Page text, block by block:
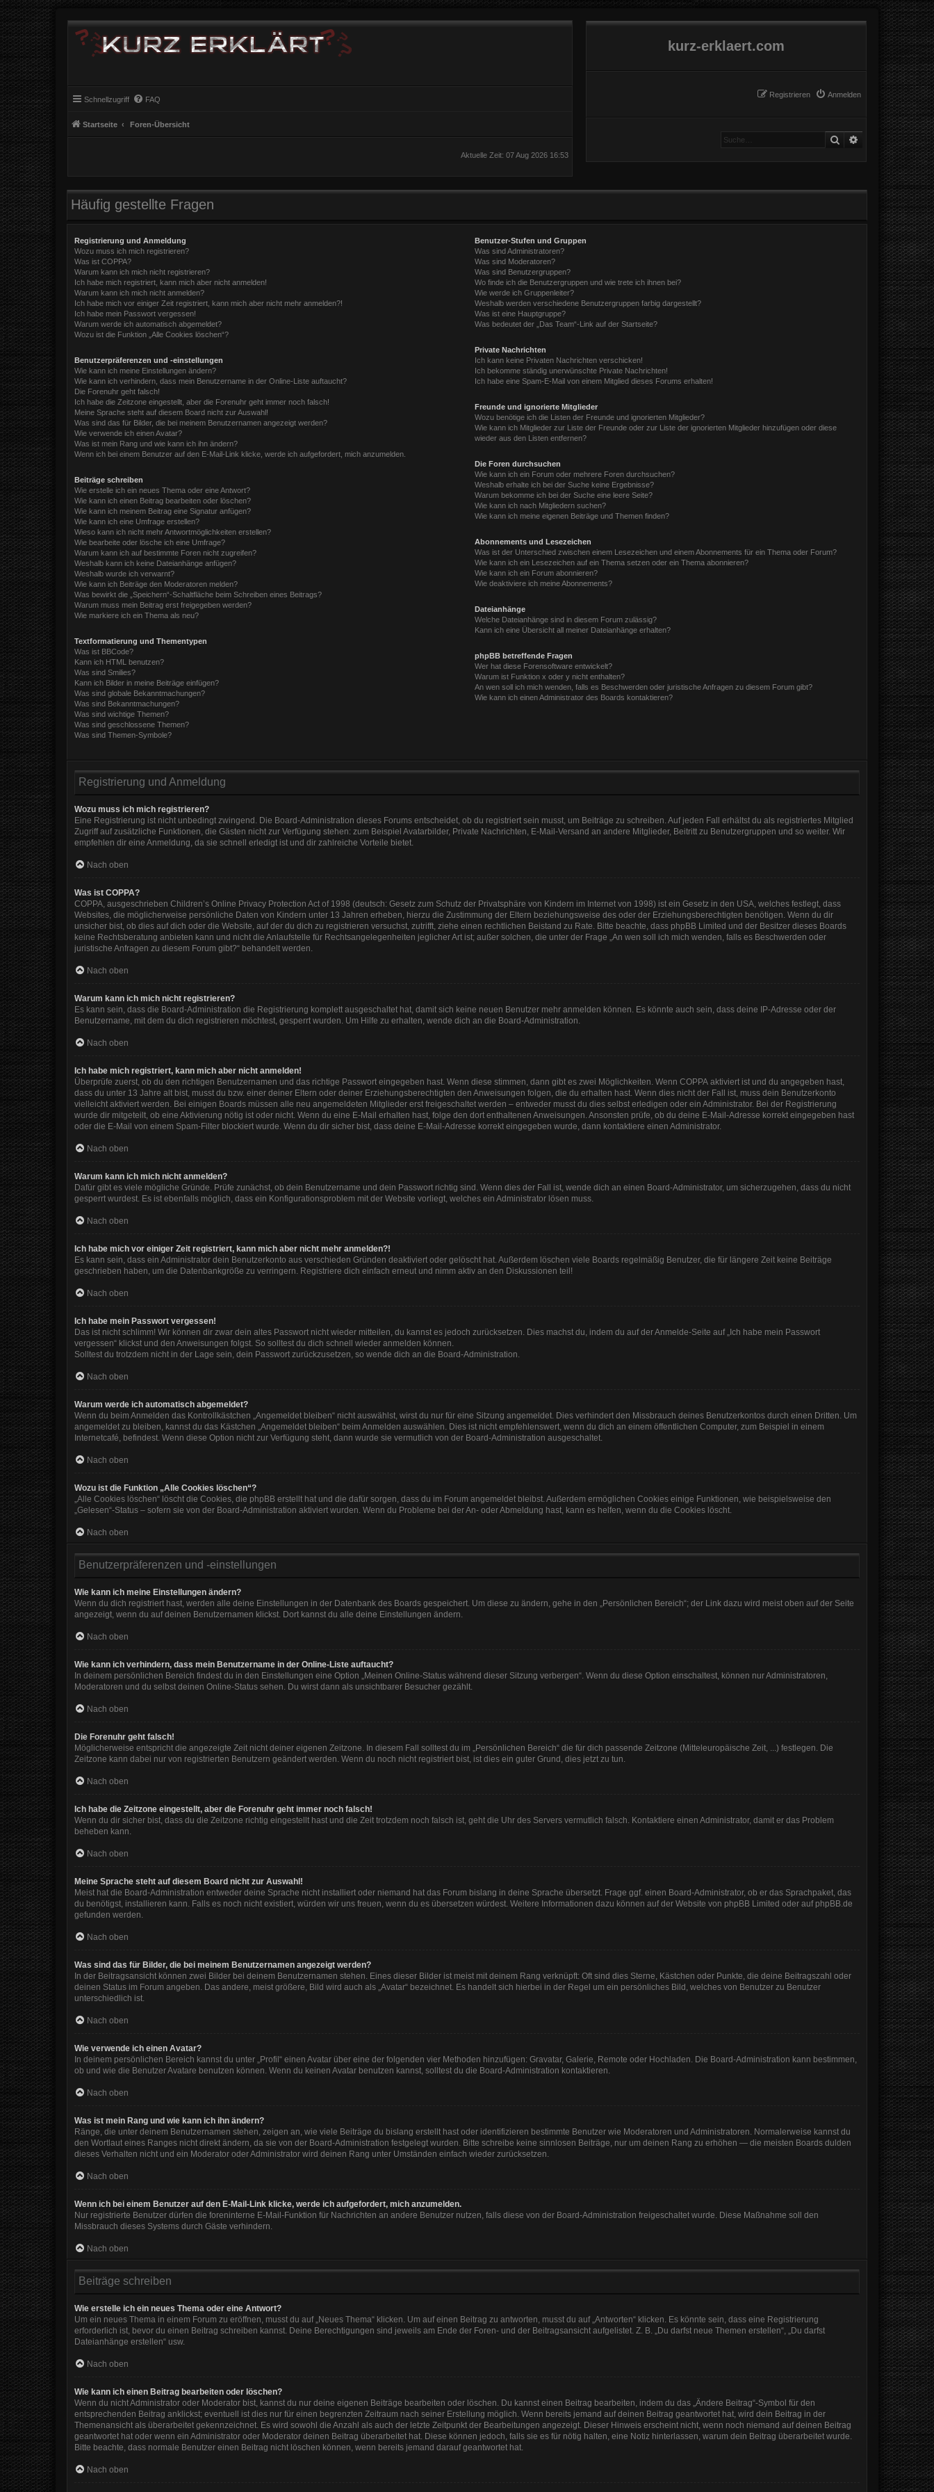
kurz-erklaert.com
Anmelden
Registrieren
Schnellzugriff FAQ
Startseite Foren-Übersicht
Suche Erweiterte Suche
Aktuelle Zeit: 07 Aug 2026 16:53
Häufig gestellte Fragen
Registrierung und Anmeldung
Wozu muss ich mich registrieren?
Was ist COPPA?
Warum kann ich mich nicht registrieren?
Ich habe mich registriert, kann mich aber nicht anmelden!
Warum kann ich mich nicht anmelden?
Ich habe mich vor einiger Zeit registriert, kann mich aber nicht mehr anmelden?!
Ich habe mein Passwort vergessen!
Warum werde ich automatisch abgemeldet?
Wozu ist die Funktion „Alle Cookies löschen“?
Benutzerpräferenzen und -einstellungen
Wie kann ich meine Einstellungen ändern?
Wie kann ich verhindern, dass mein Benutzername in der Online-Liste auftaucht?
Die Forenuhr geht falsch!
Ich habe die Zeitzone eingestellt, aber die Forenuhr geht immer noch falsch!
Meine Sprache steht auf diesem Board nicht zur Auswahl!
Was sind das für Bilder, die bei meinem Benutzernamen angezeigt werden?
Wie verwende ich einen Avatar?
Was ist mein Rang und wie kann ich ihn ändern?
Wenn ich bei einem Benutzer auf den E-Mail-Link klicke, werde ich aufgefordert, mich anzumelden.
Beiträge schreiben
Wie erstelle ich ein neues Thema oder eine Antwort?
Wie kann ich einen Beitrag bearbeiten oder löschen?
Wie kann ich meinem Beitrag eine Signatur anfügen?
Wie kann ich eine Umfrage erstellen?
Wieso kann ich nicht mehr Antwortmöglichkeiten erstellen?
Wie bearbeite oder lösche ich eine Umfrage?
Warum kann ich auf bestimmte Foren nicht zugreifen?
Weshalb kann ich keine Dateianhänge anfügen?
Weshalb wurde ich verwarnt?
Wie kann ich Beiträge den Moderatoren melden?
Was bewirkt die „Speichern“-Schaltfläche beim Schreiben eines Beitrags?
Warum muss mein Beitrag erst freigegeben werden?
Wie markiere ich ein Thema als neu?
Textformatierung und Thementypen
Was ist BBCode?
Kann ich HTML benutzen?
Was sind Smilies?
Kann ich Bilder in meine Beiträge einfügen?
Was sind globale Bekanntmachungen?
Was sind Bekanntmachungen?
Was sind wichtige Themen?
Was sind geschlossene Themen?
Was sind Themen-Symbole?
Benutzer-Stufen und Gruppen
Was sind Administratoren?
Was sind Moderatoren?
Was sind Benutzergruppen?
Wo finde ich die Benutzergruppen und wie trete ich ihnen bei?
Wie werde ich Gruppenleiter?
Weshalb werden verschiedene Benutzergruppen farbig dargestellt?
Was ist eine Hauptgruppe?
Was bedeutet der „Das Team“-Link auf der Startseite?
Private Nachrichten
Ich kann keine Privaten Nachrichten verschicken!
Ich bekomme ständig unerwünschte Private Nachrichten!
Ich habe eine Spam-E-Mail von einem Mitglied dieses Forums erhalten!
Freunde und ignorierte Mitglieder
Wozu benötige ich die Listen der Freunde und ignorierten Mitglieder?
Wie kann ich Mitglieder zur Liste der Freunde oder zur Liste der ignorierten Mitglieder hinzufügen oder diese
wieder aus den Listen entfernen?
Die Foren durchsuchen
Wie kann ich ein Forum oder mehrere Foren durchsuchen?
Weshalb erhalte ich bei der Suche keine Ergebnisse?
Warum bekomme ich bei der Suche eine leere Seite?
Wie kann ich nach Mitgliedern suchen?
Wie kann ich meine eigenen Beiträge und Themen finden?
Abonnements und Lesezeichen
Was ist der Unterschied zwischen einem Lesezeichen und einem Abonnements für ein Thema oder Forum?
Wie kann ich ein Lesezeichen auf ein Thema setzen oder ein Thema abonnieren?
Wie kann ich ein Forum abonnieren?
Wie deaktiviere ich meine Abonnements?
Dateianhänge
Welche Dateianhänge sind in diesem Forum zulässig?
Kann ich eine Übersicht all meiner Dateianhänge erhalten?
phpBB betreffende Fragen
Wer hat diese Forensoftware entwickelt?
Warum ist Funktion x oder y nicht enthalten?
An wen soll ich mich wenden, falls es Beschwerden oder juristische Anfragen zu diesem Forum gibt?
Wie kann ich einen Administrator des Boards kontaktieren?
Registrierung und Anmeldung
Wozu muss ich mich registrieren?
Eine Registrierung ist nicht unbedingt zwingend. Die Board-Administration dieses Forums entscheidet, ob du registriert sein musst, um Beiträge zu schreiben. Auf jeden Fall erhältst du als registriertes Mitglied
Zugriff auf zusätzliche Funktionen, die Gästen nicht zur Verfügung stehen: zum Beispiel Avatarbilder, Private Nachrichten, E-Mail-Versand an andere Mitglieder, Beitritt zu Benutzergruppen und so weiter. Wir
empfehlen dir eine Anmeldung, da sie schnell erledigt ist und dir zahlreiche Vorteile bietet.
Nach oben
Was ist COPPA?
COPPA, ausgeschrieben Children’s Online Privacy Protection Act of 1998 (deutsch: Gesetz zum Schutz der Privatsphäre von Kindern im Internet von 1998) ist ein Gesetz in den USA, welches festlegt, dass
Websites, die möglicherweise persönliche Daten von Kindern unter 13 Jahren erheben, hierzu die Zustimmung der Eltern beziehungsweise des oder der Erziehungsberechtigten benötigen. Wenn du dir
unsicher bist, ob dies auf dich oder die Website, auf der du dich zu registrieren versuchst, zutrifft, ziehe einen rechtlichen Beistand zu Rate. Bitte beachte, dass phpBB Limited und der Besitzer dieses Boards
keine Rechtsberatung anbieten kann und nicht die Anlaufstelle für Rechtsangelegenheiten jeglicher Art ist; außer solchen, die unter der Frage „An wen soll ich mich wenden, falls es Beschwerden oder
juristische Anfragen zu diesem Forum gibt?“ behandelt werden.
Nach oben
Warum kann ich mich nicht registrieren?
Es kann sein, dass die Board-Administration die Registrierung komplett ausgeschaltet hat, damit sich keine neuen Benutzer mehr anmelden können. Es könnte auch sein, dass deine IP-Adresse oder der
Benutzername, mit dem du dich registrieren möchtest, gesperrt wurden. Um Hilfe zu erhalten, wende dich an die Board-Administration.
Nach oben
Ich habe mich registriert, kann mich aber nicht anmelden!
Überprüfe zuerst, ob du den richtigen Benutzernamen und das richtige Passwort eingegeben hast. Wenn diese stimmen, dann gibt es zwei Möglichkeiten. Wenn COPPA aktiviert ist und du angegeben hast,
dass du unter 13 Jahre alt bist, musst du bzw. einer deiner Eltern oder deiner Erziehungsberechtigten den Anweisungen folgen, die du erhalten hast. Wenn dies nicht der Fall ist, muss dein Benutzerkonto
vielleicht aktiviert werden. Bei einigen Boards müssen alle neu angemeldeten Mitglieder erst freigeschaltet werden – entweder musst du dies selbst erledigen oder ein Administrator. Bei der Registrierung
wurde dir mitgeteilt, ob eine Aktivierung nötig ist oder nicht. Wenn du eine E-Mail erhalten hast, folge den dort enthaltenen Anweisungen. Ansonsten prüfe, ob du deine E-Mail-Adresse korrekt eingegeben hast
oder die E-Mail von einem Spam-Filter blockiert wurde. Wenn du dir sicher bist, dass deine E-Mail-Adresse korrekt eingegeben wurde, dann kontaktiere einen Administrator.
Nach oben
Warum kann ich mich nicht anmelden?
Dafür gibt es viele mögliche Gründe. Prüfe zunächst, ob dein Benutzername und dein Passwort richtig sind. Wenn dies der Fall ist, wende dich an einen Board-Administrator, um sicherzugehen, dass du nicht
gesperrt wurdest. Es ist ebenfalls möglich, dass ein Konfigurationsproblem mit der Website vorliegt, welches ein Administrator lösen muss.
Nach oben
Ich habe mich vor einiger Zeit registriert, kann mich aber nicht mehr anmelden?!
Es kann sein, dass ein Administrator dein Benutzerkonto aus verschieden Gründen deaktiviert oder gelöscht hat. Außerdem löschen viele Boards regelmäßig Benutzer, die für längere Zeit keine Beiträge
geschrieben haben, um die Datenbankgröße zu verringern. Registriere dich einfach erneut und nimm aktiv an den Diskussionen teil!
Nach oben
Ich habe mein Passwort vergessen!
Das ist nicht schlimm! Wir können dir zwar dein altes Passwort nicht wieder mitteilen, du kannst es jedoch zurücksetzen. Dies machst du, indem du auf der Anmelde-Seite auf „Ich habe mein Passwort
vergessen“ klickst und den Anweisungen folgst. So solltest du dich schnell wieder anmelden können.
Solltest du trotzdem nicht in der Lage sein, dein Passwort zurückzusetzen, so wende dich an die Board-Administration.
Nach oben
Warum werde ich automatisch abgemeldet?
Wenn du beim Anmelden das Kontrollkästchen „Angemeldet bleiben“ nicht auswählst, wirst du nur für eine Sitzung angemeldet. Dies verhindert den Missbrauch deines Benutzerkontos durch einen Dritten. Um
angemeldet zu bleiben, kannst du das Kästchen „Angemeldet bleiben“ beim Anmelden auswählen. Dies ist nicht empfehlenswert, wenn du dich an einem öffentlichen Computer, zum Beispiel in einem
Internetcafé, befindest. Wenn diese Option nicht zur Verfügung steht, dann wurde sie vermutlich von der Board-Administration ausgeschaltet.
Nach oben
Wozu ist die Funktion „Alle Cookies löschen“?
„Alle Cookies löschen“ löscht die Cookies, die phpBB erstellt hat und die dafür sorgen, dass du im Forum angemeldet bleibst. Außerdem ermöglichen Cookies einige Funktionen, wie beispielsweise den
„Gelesen“-Status – sofern sie von der Board-Administration aktiviert wurden. Wenn du Probleme bei der An- oder Abmeldung hast, kann es helfen, wenn du die Cookies löscht.
Nach oben
Benutzerpräferenzen und -einstellungen
Wie kann ich meine Einstellungen ändern?
Wenn du dich registriert hast, werden alle deine Einstellungen in der Datenbank des Boards gespeichert. Um diese zu ändern, gehe in den „Persönlichen Bereich“; der Link dazu wird meist oben auf der Seite
angezeigt, wenn du auf deinen Benutzernamen klickst. Dort kannst du alle deine Einstellungen ändern.
Nach oben
Wie kann ich verhindern, dass mein Benutzername in der Online-Liste auftaucht?
In deinem persönlichen Bereich findest du in den Einstellungen eine Option „Meinen Online-Status während dieser Sitzung verbergen“. Wenn du diese Option einschaltest, können nur Administratoren,
Moderatoren und du selbst deinen Online-Status sehen. Du wirst dann als unsichtbarer Besucher gezählt.
Nach oben
Die Forenuhr geht falsch!
Möglicherweise entspricht die angezeigte Zeit nicht deiner eigenen Zeitzone. In diesem Fall solltest du im „Persönlichen Bereich“ die für dich passende Zeitzone (Mitteleuropäische Zeit, ...) festlegen. Die
Zeitzone kann dabei nur von registrierten Benutzern geändert werden. Wenn du noch nicht registriert bist, ist dies ein guter Grund, dies jetzt zu tun.
Nach oben
Ich habe die Zeitzone eingestellt, aber die Forenuhr geht immer noch falsch!
Wenn du dir sicher bist, dass du die Zeitzone richtig eingestellt hast und die Zeit trotzdem noch falsch ist, geht die Uhr des Servers vermutlich falsch. Kontaktiere einen Administrator, damit er das Problem
beheben kann.
Nach oben
Meine Sprache steht auf diesem Board nicht zur Auswahl!
Meist hat die Board-Administration entweder deine Sprache nicht installiert oder niemand hat das Forum bislang in deine Sprache übersetzt. Frage ggf. einen Board-Administrator, ob er das Sprachpaket, das
du benötigst, installieren kann. Falls es noch nicht existiert, würden wir uns freuen, wenn du es übersetzen würdest. Weitere Informationen dazu können auf der Website von phpBB Limited oder auf phpBB.de
gefunden werden.
Nach oben
Was sind das für Bilder, die bei meinem Benutzernamen angezeigt werden?
In der Beitragsansicht können zwei Bilder bei deinem Benutzernamen stehen. Eines dieser Bilder ist meist mit deinem Rang verknüpft: Oft sind dies Sterne, Kästchen oder Punkte, die deine Beitragszahl oder
deinen Status im Forum angeben. Das andere, meist größere, Bild wird auch als „Avatar“ bezeichnet. Es handelt sich hierbei in der Regel um ein persönliches Bild, welches von Benutzer zu Benutzer
unterschiedlich ist.
Nach oben
Wie verwende ich einen Avatar?
In deinem persönlichen Bereich kannst du unter „Profil“ einen Avatar über eine der folgenden vier Methoden hinzufügen: Gravatar, Galerie, Remote oder Hochladen. Die Board-Administration kann bestimmen,
ob und wie die Benutzer Avatare benutzen können. Wenn du keinen Avatar benutzen kannst, solltest du die Board-Administration kontaktieren.
Nach oben
Was ist mein Rang und wie kann ich ihn ändern?
Ränge, die unter deinem Benutzernamen stehen, zeigen an, wie viele Beiträge du bislang erstellt hast oder identifizieren bestimmte Benutzer wie Moderatoren und Administratoren. Normalerweise kannst du
den Wortlaut eines Ranges nicht direkt ändern, da sie von der Board-Administration festgelegt wurden. Bitte schreibe keine sinnlosen Beiträge, nur um deinen Rang zu erhöhen — die meisten Boards dulden
dieses Verhalten nicht und ein Moderator oder Administrator wird deinen Rang unter Umständen einfach wieder zurücksetzen.
Nach oben
Wenn ich bei einem Benutzer auf den E-Mail-Link klicke, werde ich aufgefordert, mich anzumelden.
Nur registrierte Benutzer dürfen die foreninterne E-Mail-Funktion für Nachrichten an andere Benutzer nutzen, falls diese von der Board-Administration freigeschaltet wurde. Diese Maßnahme soll den
Missbrauch dieses Systems durch Gäste verhindern.
Nach oben
Beiträge schreiben
Wie erstelle ich ein neues Thema oder eine Antwort?
Um ein neues Thema in einem Forum zu eröffnen, musst du auf „Neues Thema“ klicken. Um auf einen Beitrag zu antworten, musst du auf „Antworten“ klicken. Es könnte sein, dass eine Registrierung
erforderlich ist, bevor du einen Beitrag schreiben kannst. Deine Berechtigungen sind jeweils am Ende der Foren- und der Beitragsansicht aufgelistet. Z. B. „Du darfst neue Themen erstellen“, „Du darfst
Dateianhänge erstellen“ usw.
Nach oben
Wie kann ich einen Beitrag bearbeiten oder löschen?
Wenn du nicht Administrator oder Moderator bist, kannst du nur deine eigenen Beiträge bearbeiten oder löschen. Du kannst einen Beitrag bearbeiten, indem du das „Ändere Beitrag“-Symbol für den
entsprechenden Beitrag anklickst; eventuell ist dies nur für einen begrenzten Zeitraum nach seiner Erstellung möglich. Wenn bereits jemand auf deinen Beitrag geantwortet hat, wird dein Beitrag in der
Themenansicht als überarbeitet gekennzeichnet. Es wird sowohl die Anzahl als auch der letzte Zeitpunkt der Bearbeitungen angezeigt. Dieser Hinweis erscheint nicht, wenn noch niemand auf deinen Beitrag
geantwortet hat oder wenn ein Administrator oder Moderator deinen Beitrag überarbeitet hat. Diese können jedoch, falls sie es für nötig halten, eine Notiz hinterlassen, warum dein Beitrag überarbeitet wurde.
Bitte beachte, dass normale Benutzer einen Beitrag nicht löschen können, wenn bereits jemand darauf geantwortet hat.
Nach oben